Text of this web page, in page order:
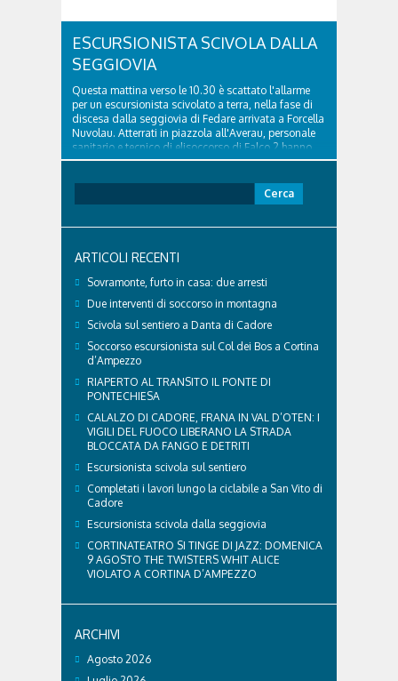
ESCURSIONISTA SCIVOLA DALLA
SEGGIOVIA
Questa mattina verso le 10.30 è scattato l'allarme
per un escursionista scivolato a terra, nella fase di
discesa dalla seggiovia di Fedare arrivata a Forcella
Nuvolau. Atterrati in piazzola all'Averau, personale
sanitario e tecnico di elisoccorso di Falco 2 hanno
raggiunto il 74enne di Teolo...
per:
ARTICOLI RECENTI
Sovramonte, furto in casa: due arresti
Due interventi di soccorso in montagna
Scivola sul sentiero a Danta di Cadore
Soccorso escursionista sul Col dei Bos a Cortina
d’Ampezzo
RIAPERTO AL TRANSITO IL PONTE DI
PONTECHIESA
CALALZO DI CADORE, FRANA IN VAL D’OTEN: I
VIGILI DEL FUOCO LIBERANO LA STRADA
BLOCCATA DA FANGO E DETRITI
Escursionista scivola sul sentiero
Completati i lavori lungo la ciclabile a San Vito di
Cadore
Escursionista scivola dalla seggiovia
CORTINATEATRO SI TINGE DI JAZZ: DOMENICA
9 AGOSTO THE TWISTERS WHIT ALICE
VIOLATO A CORTINA D’AMPEZZO
ARCHIVI
Agosto 2026